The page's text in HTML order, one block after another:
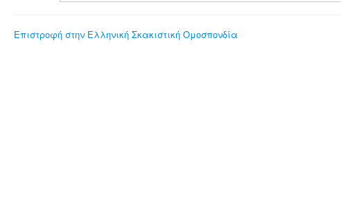
Επιστροφή στην Ελληνική Σκακιστική Ομοσπονδία